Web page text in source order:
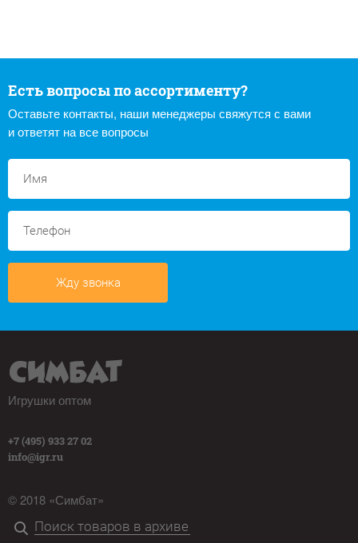
Есть вопросы по ассортименту?
Оставьте контакты, наши менеджеры свяжутся с вами
и ответят на все вопросы
Жду звонка
Игрушки оптом
+7 (495) 933 27 02
info@igr.ru
© 2018 «Симбат»